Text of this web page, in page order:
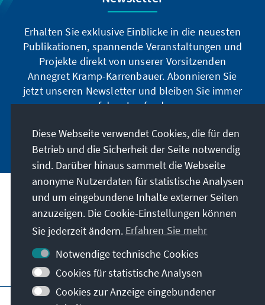
Erhalten Sie exklusive Einblicke in die neuesten
Publikationen, spannende Veranstaltungen und
Projekte direkt von unserer Vorsitzenden
Annegret Kramp-Karrenbauer. Abonnieren Sie
jetzt unseren Newsletter und bleiben Sie immer
auf dem Laufenden.
Jetzt abonnieren
Unser Auftrag
Kontakt
Weitere Angebote der Stiftung
Impressum Datenschutz
Diese Webseite verwendet Cookies, die für den
Betrieb und die Sicherheit der Seite notwendig
sind. Darüber hinaus sammelt die Webseite
anonyme Nutzerdaten für statistische Analysen
und um eingebundene Inhalte externer Seiten
anzuzeigen. Die Cookie-Einstellungen können
Sie jederzeit ändern. Erfahren Sie mehr
Notwendige technische Cookies
Cookies für statistische Analysen
Cookies zur Anzeige eingebundener